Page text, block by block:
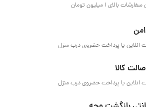
بالای 1 میلیون تومان
انلاین یا پرداخت حضروی درب منزل
کالا
انلاین یا پرداخت حضروی درب منزل